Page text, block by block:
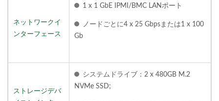
ネットワークイ
ンターフェース
1 x 1 GbE IPMI/BMC LANポート
ノードごとに4 x 25 Gbpsまたは1 x 100
Gb
ストレージデバ
システムドライブ：2 x 480GB M.2
NVMe SSD;